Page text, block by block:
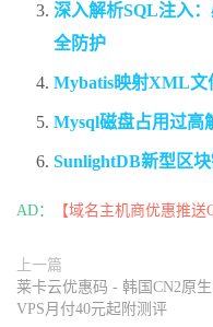
深入解析SQL注入
全防护
Mybatis映射XML文
Mysql磁盘占用过高
SunlightDB新型区
AD： 【域名主机商优惠推送
上一篇
莱卡云优惠码 - 韩国CN2原
VPS月付40元起附测评